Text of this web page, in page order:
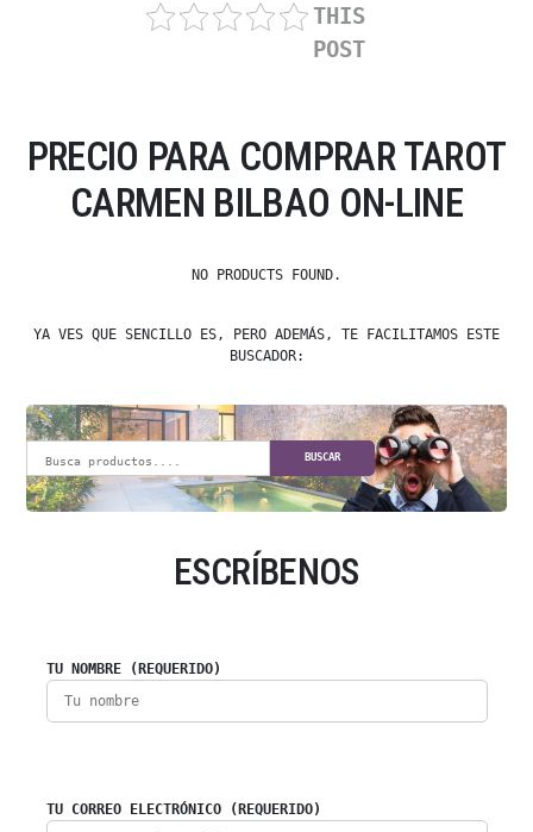
THIS
POST
PRECIO PARA COMPRAR TAROT
CARMEN BILBAO ON-LINE
NO PRODUCTS FOUND.
YA VES QUE SENCILLO ES, PERO ADEMÁS, TE FACILITAMOS ESTE
BUSCADOR:
BUSCAR
ESCRÍBENOS
TU NOMBRE (REQUERIDO)
TU CORREO ELECTRÓNICO (REQUERIDO)